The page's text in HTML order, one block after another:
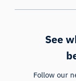
See
Follow our